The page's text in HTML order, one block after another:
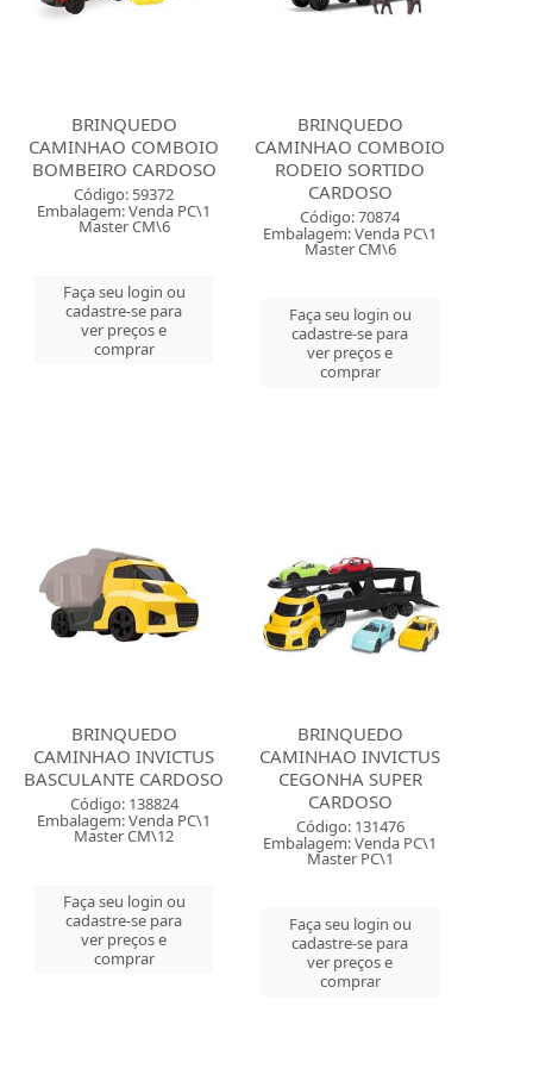
BRINQUEDO
CAMINHAO COMBOIO
BOMBEIRO CARDOSO
Código: 59372
Embalagem: Venda PC\1
Master CM\6
Faça seu login ou
cadastre-se para
ver preços e
comprar
BRINQUEDO
CAMINHAO COMBOIO
RODEIO SORTIDO
CARDOSO
Código: 70874
Embalagem: Venda PC\1
Master CM\6
Faça seu login ou
cadastre-se para
ver preços e
comprar
BRINQUEDO
CAMINHAO INVICTUS
BASCULANTE CARDOSO
Código: 138824
Embalagem: Venda PC\1
Master CM\12
Faça seu login ou
cadastre-se para
ver preços e
comprar
BRINQUEDO
CAMINHAO INVICTUS
CEGONHA SUPER
CARDOSO
Código: 131476
Embalagem: Venda PC\1
Master PC\1
Faça seu login ou
cadastre-se para
ver preços e
comprar